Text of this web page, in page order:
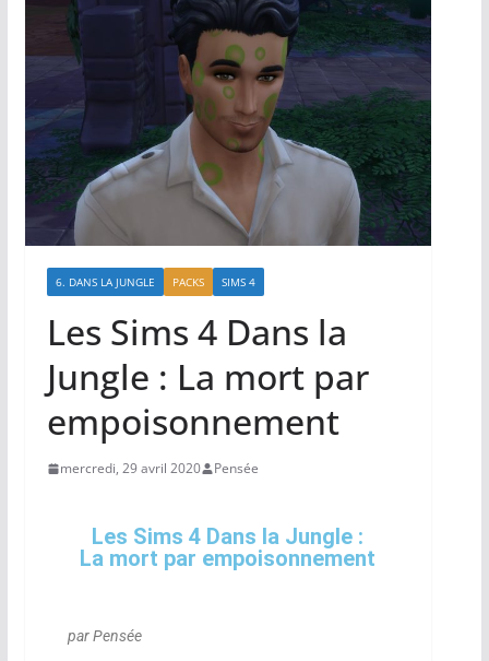
6. DANS LA JUNGLE PACKS SIMS 4
Les Sims 4 Dans la
Jungle : La mort par
empoisonnement
mercredi, 29 avril 2020 Pensée
Les Sims 4 Dans la Jungle :
La mort par empoisonnement
par Pensée